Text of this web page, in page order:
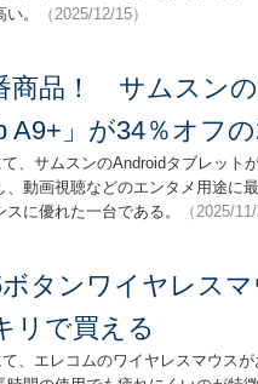
。
（2025/12/15）
商品！ サムスンの
A9+」が34％オフ
、サムスンのAndroidタブレット
動画視聴などのエンタメ用途に
に優れた一台である。
（2025/11/
タンワイヤレス
リで買える
、エレコムのワイヤレスマウス